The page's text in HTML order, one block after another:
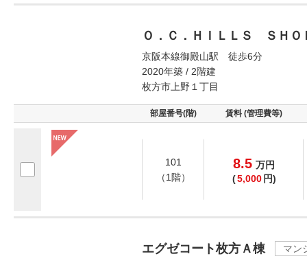
Ｏ．Ｃ．ＨＩＬＬＳ ＳＨＯ
京阪本線御殿山駅 徒歩6分
2020年築 / 2階建
枚方市上野１丁目
部屋番号(階) 賃料 (管理費等)
101
（1階）
8.5 万円
(5,000 円)
エグゼコート枚方Ａ棟
マン